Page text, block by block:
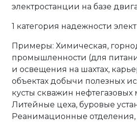
электростанции на базе
1 категория надежности
Примеры: Химическая,
промышленности (для
и освещения на шахтах,
объектах добычи полезных
кусты скважин
Литейные цеха, буровые
Реанимационные